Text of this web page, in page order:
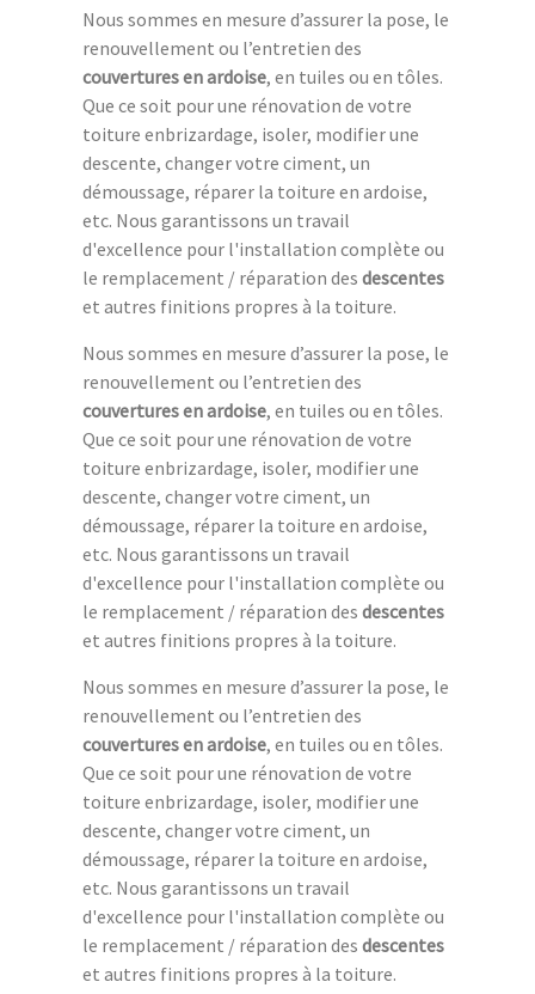
Nous sommes en mesure d’assurer la pose, le
renouvellement ou l’entretien des
couvertures en ardoise, en tuiles ou en tôles.
Que ce soit pour une rénovation de votre
toiture enbrizardage, isoler, modifier une
descente, changer votre ciment, un
démoussage, réparer la toiture en ardoise,
etc. Nous garantissons un travail
d'excellence pour l'installation complète ou
le remplacement / réparation des descentes
et autres finitions propres à la toiture.
Nous sommes en mesure d’assurer la pose, le
renouvellement ou l’entretien des
couvertures en ardoise, en tuiles ou en tôles.
Que ce soit pour une rénovation de votre
toiture enbrizardage, isoler, modifier une
descente, changer votre ciment, un
démoussage, réparer la toiture en ardoise,
etc. Nous garantissons un travail
d'excellence pour l'installation complète ou
le remplacement / réparation des descentes
et autres finitions propres à la toiture.
Nous sommes en mesure d’assurer la pose, le
renouvellement ou l’entretien des
couvertures en ardoise, en tuiles ou en tôles.
Que ce soit pour une rénovation de votre
toiture enbrizardage, isoler, modifier une
descente, changer votre ciment, un
démoussage, réparer la toiture en ardoise,
etc. Nous garantissons un travail
d'excellence pour l'installation complète ou
le remplacement / réparation des descentes
et autres finitions propres à la toiture.